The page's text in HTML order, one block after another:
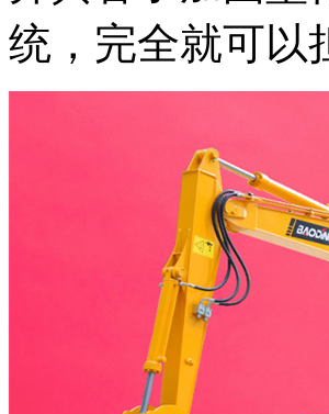
统，完全就可以